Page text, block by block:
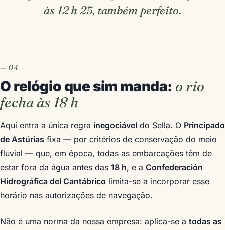
às 12 h 25, também perfeito.
O relógio que sim manda: o rio
fecha às 18 h
Aqui entra a única regra inegociável do Sella. O Principado
de Astúrias fixa — por critérios de conservação do meio
fluvial — que, em época, todas as embarcações têm de
estar fora da água antes das 18 h, e a Confederación
Hidrográfica del Cantábrico limita-se a incorporar esse
horário nas autorizações de navegação.
Não é uma norma da nossa empresa: aplica-se a todas as